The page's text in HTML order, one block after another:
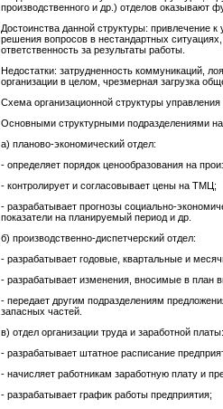
производственного и др.) отделов оказывают
Достоинства данной структуры: привлечение
решения вопросов в нестандартных
ответственность за результаты работы.
Недостатки: затрудненность коммуникаций,
организации в целом, чрезмерная загрузка
Схема организационной структуры
Основными структурными подразделениями
а) планово-экономический отдел:
- определяет порядок ценообразования на
- контролирует и согласовывает цены на ТМЦ;
- разрабатывает прогнозы социально-
показатели на планируемый период и др.
б) производственно-диспетчерский отдел:
- разрабатывает годовые, квартальные и
- разрабатывает изменения, вносимые в план
- передает другим подразделениям
запасных частей.
в) отдел организации труда и заработной платы:
- разрабатывает штатное расписание
- начисляет работникам заработную плату и
- разрабатывает график работы предприятия;